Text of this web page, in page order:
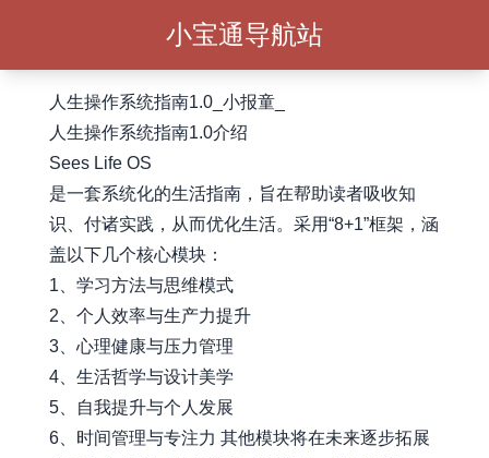
小宝通导航站
人生操作系统指南1.0_小报童_
人生操作系统指南1.0介绍
Sees Life OS
是一套系统化的生活指南，旨在帮助读者吸收知
识、付诸实践，从而优化生活。采用“8+1”框架，涵
盖以下几个核心模块：
1、学习方法与思维模式
2、个人效率与生产力提升
3、心理健康与压力管理
4、生活哲学与设计美学
5、自我提升与个人发展
6、时间管理与专注力 其他模块将在未来逐步拓展